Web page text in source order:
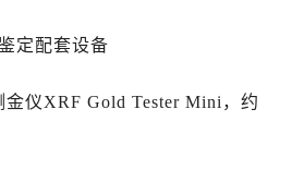
定配套设备
金仪XRF Gold Tester Mini，约